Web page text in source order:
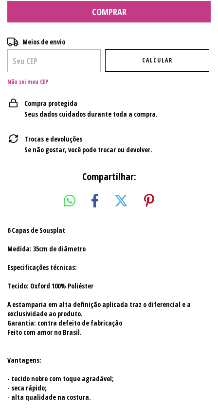
Entregas para o CEP:
Meios de envio
CALCULAR
Não sei meu CEP
Compra protegida
Seus dados cuidados durante toda a compra.
Trocas e devoluções
Se não gostar, você pode trocar ou devolver.
Compartilhar:
6 Capas de Sousplat
Medida: 35cm de diâmetro
Especificações técnicas:
Tecido: Oxford 100% Poliéster
A estamparia em alta definição aplicada traz o diferencial e a
exclusividade ao produto.
Garantia: contra defeito de fabricação
Feito com amor no Brasil.
Vantagens:
- tecido nobre com toque agradável;
- seca rápido;
- alta qualidade na costura.